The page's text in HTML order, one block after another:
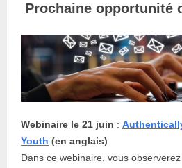
Prochaine opportunité
Webinaire le 21 juin :
Youth (en anglais)
Dans ce webinaire, vous